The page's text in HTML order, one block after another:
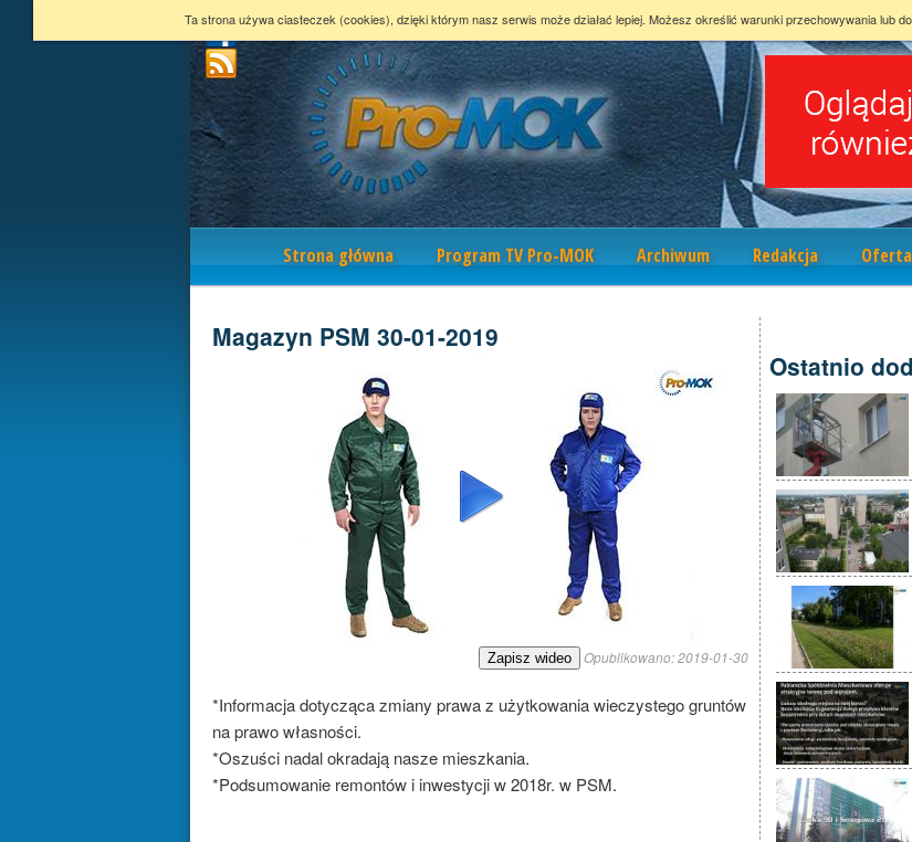
Strona główna Program TV Pro-MOK Archiwum Redakcja
Magazyn PSM 30-01-2019
Zapisz wideo Opublikowano:2019-01-30
*Informacja dotycząca zmiany prawa z użytkowania wieczystego gruntów
na prawo własności.
*Oszuści nadal okradają nasze mieszkania.
*Podsumowanie remontów i inwestycji w 2018r. w PSM.
Ostatnio
Ta strona używa ciasteczek (cookies), dzięki którym nasz serwis może działać lepiej. Możesz określić warunki przechowywania lub